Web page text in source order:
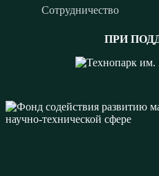
Сотрудничество
ПРИ